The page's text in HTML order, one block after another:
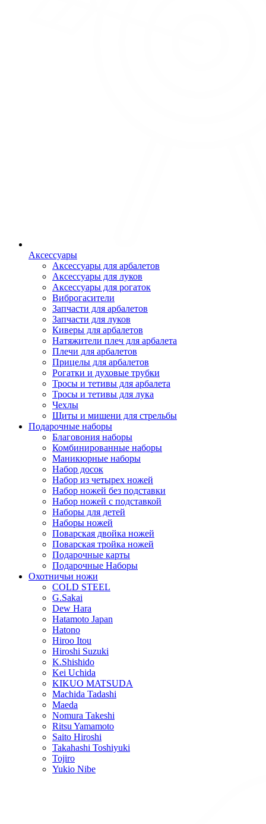
Аксессуары
Аксессуары для арбалетов
Аксессуары для луков
Аксессуары для рогаток
Виброгасители
Запчасти для арбалетов
Запчасти для луков
Киверы для арбалетов
Натяжители плеч для арбалета
Плечи для арбалетов
Прицелы для арбалетов
Рогатки и духовые трубки
Тросы и тетивы для арбалета
Тросы и тетивы для лука
Чехлы
Щиты и мишени для стрельбы
Подарочные наборы
Благовония наборы
Комбинированные наборы
Маникюрные наборы
Набор досок
Набор из четырех ножей
Набор ножей без подставки
Набор ножей с подставкой
Наборы для детей
Наборы ножей
Поварская двойка ножей
Поварская тройка ножей
Подарочные карты
Подарочные Наборы
Охотничьи ножи
COLD STEEL
G.Sakai
Dew Hara
Hatamoto Japan
Hatono
Hiroo Itou
Hiroshi Suzuki
K.Shishido
Kei Uchida
KIKUO MATSUDA
Machida Tadashi
Maeda
Nomura Takeshi
Ritsu Yamamoto
Saito Hiroshi
Takahashi Toshiyuki
Tojiro
Yukio Nibe